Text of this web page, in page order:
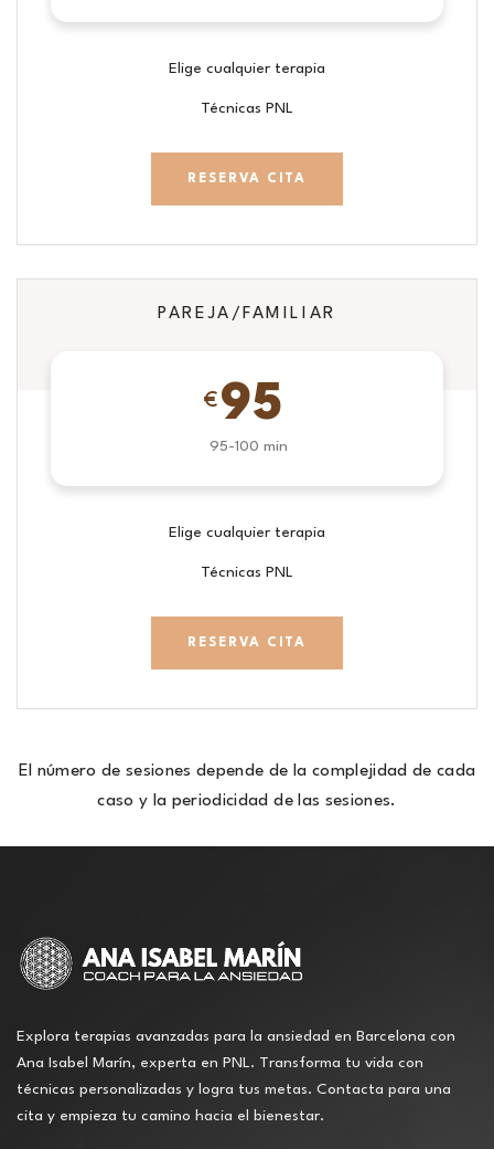
Elige cualquier terapia
Técnicas PNL
RESERVA CITA
PAREJA/FAMILIAR
€ 95
95-100 min
Elige cualquier terapia
Técnicas PNL
RESERVA CITA
El número de sesiones depende de la complejidad de cada
caso y la periodicidad de las sesiones.
Explora terapias avanzadas para la ansiedad en Barcelona con
Ana Isabel Marín, experta en PNL. Transforma tu vida con
técnicas personalizadas y logra tus metas. Contacta para una
cita y empieza tu camino hacia el bienestar.